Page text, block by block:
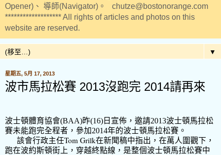
Opener)、 導師(Navigator)。 chutze@bostonorange.com
******************* All rights of articles and photos on this
website are reserved.
▼
星期五, 5月 17, 2013
波市馬拉松賽 2013沒跑完 2014請再來
波士頓體育協會(BAA)昨(16) 日宣佈，邀請2013波士頓馬拉松
賽未能跑完全程者，參加2014年的波士頓馬拉松賽。
該會行政主任Tom Grilk在新聞稿中指出，在萬人圍觀下，
跑在波約斯頓街上，穿越終點線，是整個波士頓馬拉松賽中